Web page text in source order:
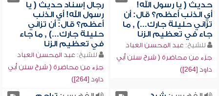
حديث ( يا رسول الله!
أي الذنب أعظم؟ قال: أن
تزاني حليلة جارك...) , ما
جاء في تعظيم الزنا
للشيخ: عبد المحسن العباد
جزء من محاضرة ( شرح سنن أبي
داود [264])
رجال إسناد حديث ( يا
رسول الله! أي الذنب
أعظم؟ قال: أن تزاني
حليلة جارك...) , ما جاء
في تعظيم الزنا
للشيخ: عبد المحسن العباد
جزء من محاضرة ( شرح سنن أبي
داود [264])